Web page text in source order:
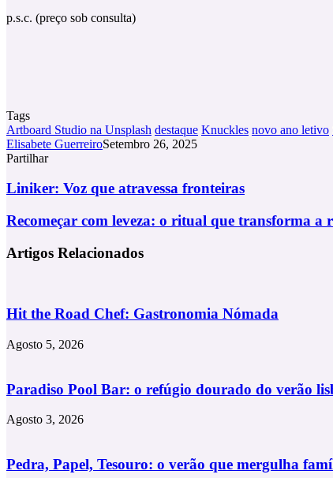
p.s.c. (preço sob consulta)
Tags
Artboard Studio na Unsplash destaque Knuckles novo ano letivo
Elisabete GuerreiroSetembro 26, 2025
Partilhar
Via
Liniker:
que
atravessa
Liniker: Voz que atravessa fronteiras
Recomeçar
leveza:
o
a
num
teu
Recomeçar com leveza: o ritual que transforma a
Artigos Relacionados
Hit the Road Chef: Gastronomia Nómada
Agosto 5, 2026
Paradiso Pool Bar: o refúgio dourado do verão
Agosto 3, 2026
Pedra, Papel, Tesouro: o verão que mergulha